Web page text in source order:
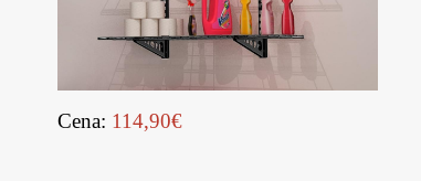
Cena: 114,90€